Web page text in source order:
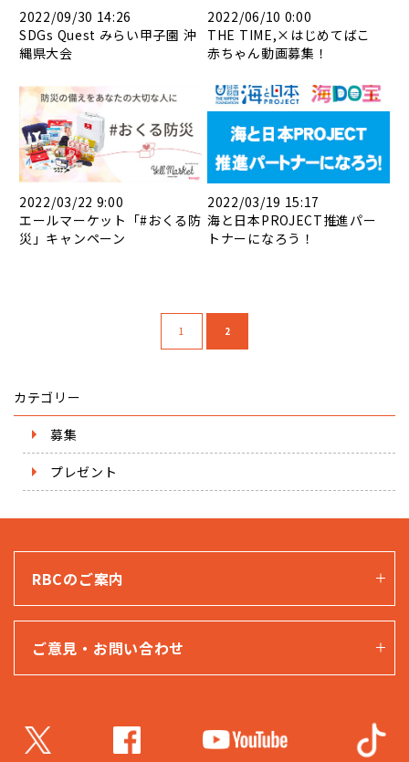
2022/09/30 14:26
SDGs Quest みらい甲子園 沖
縄県大会
2022/06/10 0:00
THE TIME,×はじめてばこ
赤ちゃん動画募集！
2022/03/22 9:00
エールマーケット「#おくる防
災」キャンペーン
2022/03/19 15:17
海と日本PROJECT推進パー
トナーになろう！
1 2
カテゴリー
募集
プレゼント
RBCのご案内
ご意見・お問い合わせ